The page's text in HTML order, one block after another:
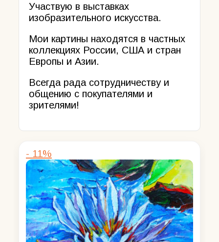
Участвую в выставках
изобразительного искусства.
Мои картины находятся в частных
коллекциях России, США и стран
Европы и Азии.
Всегда рада сотрудничеству и
общению с покупателями и
зрителями!
- 11%